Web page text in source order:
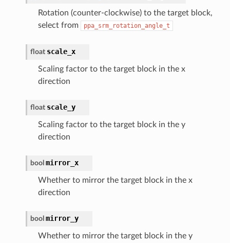
Rotation (counter-clockwise) to the target block,
select from
ppa_srm_rotation_angle_t
float scale_x
Scaling factor to the target block in the x
direction
float scale_y
Scaling factor to the target block in the y
direction
bool mirror_x
Whether to mirror the target block in the x
direction
bool mirror_y
Whether to mirror the target block in the y